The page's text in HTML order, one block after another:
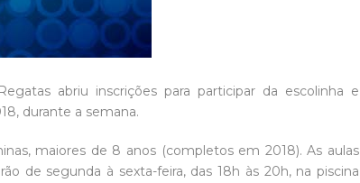
abriu inscrições para participar da escolinha e
durante a semana.
maiores de 8 anos (completos em 2018). As aulas
de segunda à sexta-feira, das 18h às 20h, na piscina